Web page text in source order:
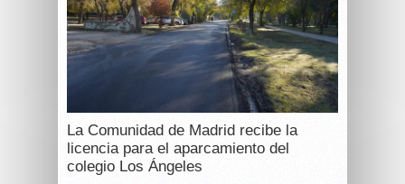
La Comunidad de Madrid recibe la
licencia para el aparcamiento del
colegio Los Ángeles